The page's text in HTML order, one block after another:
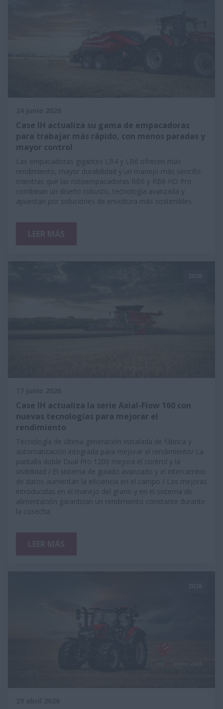
Case IH actualiza su gama de empacadoras
para trabajar más rápido, con menos paradas y
mayor control
Las empacadoras gigantes LB4 y LB6 ofrecen más
rendimiento, mayor durabilidad y un manejo más sencillo;
mientras que las rotoempacadoras RB6 y RB6 HD Pro
combinan un diseño robusto, tecnología avanzada y
apuestan por soluciones de envoltura más sostenibles
Case IH actualiza la serie Axial-Flow 160 con
nuevas tecnologías para mejorar el
rendimiento
Tecnología de última generación instalada de fábrica y
automatización integrada para mejorar el rendimiento/ La
pantalla doble Dual Pro 1200 mejora el control y la
visibilidad / El sistema de guiado avanzado y el intercambio
de datos aumentan la eficiencia en el campo / Las mejoras
introducidas en el manejo del grano y en el sistema de
alimentación garantizan un rendimiento constante durante
la cosecha